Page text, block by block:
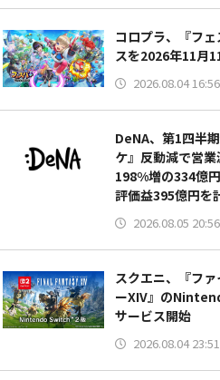
コロプラ、『フ
スを2026年11月
2026.08.04 16:56
DeNA、第1四半
ケ』反動減で営
198%増の334億
評価益395億円を
2026.08.05 20:56
スクエニ、『フ
ーXIV』の
サービス開始
2026.08.04 23:51